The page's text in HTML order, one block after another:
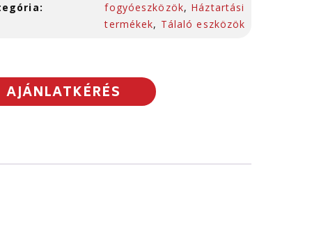
fogyóeszközök, Háztartási
termékek, Tálaló eszközök
AJÁNLATKÉRÉS